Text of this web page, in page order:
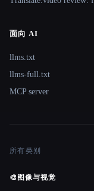
面向 AI
llms.txt
llms-full.txt
MCP server
所有类别
🎨 图像与视觉